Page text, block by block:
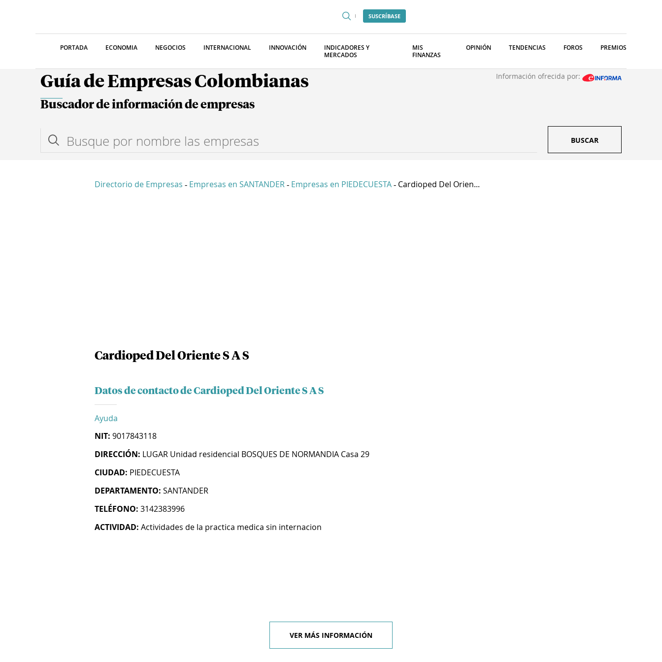
SUSCRÍBASE
PORTADA ECONOMIA NEGOCIOS INTERNACIONAL INNOVACIÓN
INDICADORES Y
MERCADOS
MIS
FINANZAS
OPINIÓN TENDENCIAS FOROS PREMIOS
Guía de Empresas Colombianas Información ofrecida por:
Buscador de información de empresas
BUSCAR
Directorio de Empresas - Empresas en SANTANDER - Empresas en PIEDECUESTA - Cardioped Del Orien...
Cardioped Del Oriente S A S
Datos de contacto de Cardioped Del Oriente S A S
Ayuda
NIT: 9017843118
DIRECCIÓN: LUGAR Unidad residencial BOSQUES DE NORMANDIA Casa 29
CIUDAD: PIEDECUESTA
DEPARTAMENTO: SANTANDER
TELÉFONO: 3142383996
ACTIVIDAD: Actividades de la practica medica sin internacion
VER MÁS INFORMACIÓN